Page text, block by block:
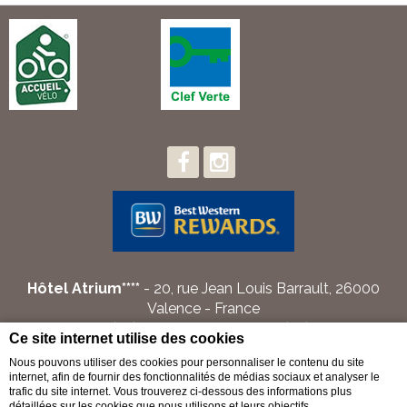
Ce site internet utilise des cookies
Nous pouvons utiliser des cookies pour personnaliser le contenu du site
internet, afin de fournir des fonctionnalités de médias sociaux et analyser le
trafic du site internet. Vous trouverez ci-dessous des informations plus
Hôtel Atrium**** - 20, rue Jean Louis Barrault, 26000
Valence - France
Téléphone: + (33) 4 75 55 53 62 - Fax: + (33) 4 75 55 53
68 - E-mail :info@atrium-hotel.fr
Chaque établissement BWH Hotels est individuellement